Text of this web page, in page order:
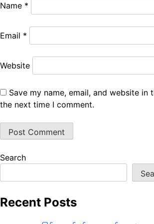
Name *
Email *
Website
Save my name, email, and website in
the next time I comment.
Search
Recent Posts